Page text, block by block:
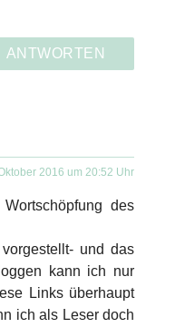
ANTWORTEN
2016 um 20:52 Uhr
des
und das
kann ich nur
Links überhaupt
ich als Leser doch